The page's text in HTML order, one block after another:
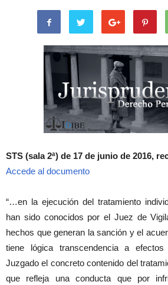
STS (sala 2ª) de 17 de junio de 2016,
Accede al documento
“…en la ejecución del tratamiento
han sido conocidos por el Juez de
hechos que generan la sanción y el
tiene lógica transcendencia a
Juzgado el concreto contenido del
que refleja una conducta que por